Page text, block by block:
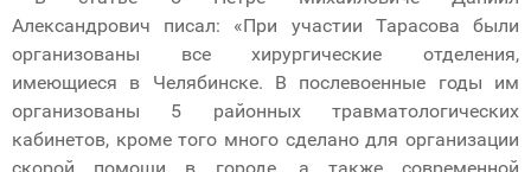
Александрович писал: «При участии Тарасова были
организованы все хирургические отделения,
имеющиеся в Челябинске. В послевоенные годы им
организованы 5 районных травматологических
кабинетов, кроме того много сделано для организации
скорой помощи в городе, а также современной